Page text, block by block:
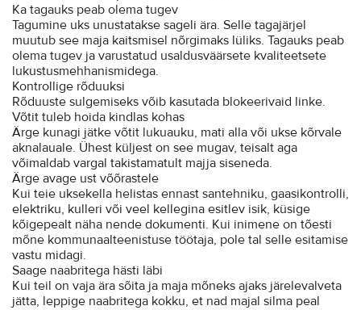
Ka tagauks peab olema tugev
Tagumine uks unustatakse sageli ära. Selle tagajärjel
muutub see maja kaitsmisel nõrgimaks lüliks. Tagauks peab
olema tugev ja varustatud usaldusväärsete kvaliteetsete
lukustusmehhanismidega.
Kontrollige rõduuksi
Rõduuste sulgemiseks võib kasutada blokeerivaid linke.
Võtit tuleb hoida kindlas kohas
Ärge kunagi jätke võtit lukuauku, mati alla või ukse kõrvale
aknalauale. Ühest küljest on see mugav, teisalt aga
võimaldab vargal takistamatult majja siseneda.
Ärge avage ust võõrastele
Kui teie uksekella helistas ennast santehniku, gaasikontrolli,
elektriku, kulleri või veel kellegina esitlev isik, küsige
kõigepealt näha nende dokumenti. Kui inimene on tõesti
mõne kommunaalteenistuse töötaja, pole tal selle esitamise
vastu midagi.
Saage naabritega hästi läbi
Kui teil on vaja ära sõita ja maja mõneks ajaks järelevalveta
jätta, leppige naabritega kokku, et nad majal silma peal